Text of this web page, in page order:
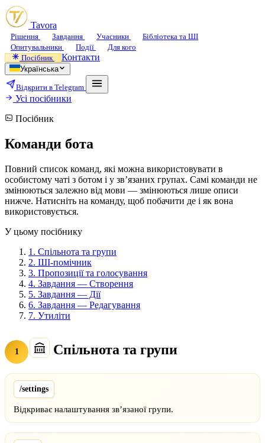
Tavora
Рішення Завдання Учасники
Бібліотека та ШІ
Опитувальники
Події
Для кого
Посібник
Контакти
Українська
Відкрити в Telegram
Усі посібники
Посібник
Команди бота
Повний список команд, які можна використовувати в
особистому чаті з ботом і у зв’язаних групах. Самі команди не
змінюються залежно від мови — змінюються лише описи
нижче. Натисніть на команду, щоб побачити де і як вона
використовується.
У цьому посібнику
1. Спільнота та групи
2. ШІ-помічник
3. Пропозиції та голосування
4. Завдання — Створення
5. Завдання — Дії
6. Завдання — Редагування
7. Утиліти
1 Спільнота та групи
/settings
Відкриває налаштування зв’язаної групи.